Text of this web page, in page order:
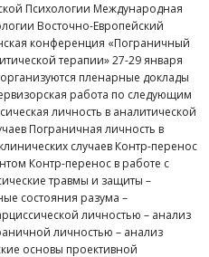
Психологии Международная
Восточно-Европейский
конференция «Пограничный
терапии» 27-29 января
пленарные доклады
работа по следующим
личность в аналитической
Пограничная личность в
случаев Контр-перенос
Контр-перенос в работе с
травмы и защиты –
состояния разума –
личностью – анализ
личностью – анализ
основы проективной